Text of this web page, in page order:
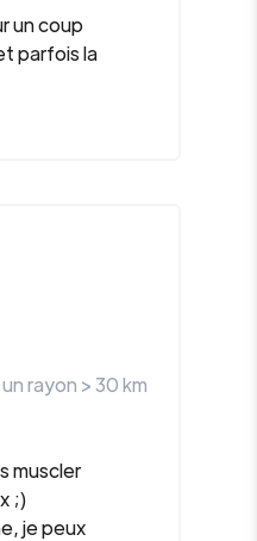
un coup
parfois la
rayon >30km
muscler
;)
je peux